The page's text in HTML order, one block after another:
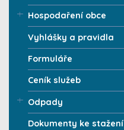
Hospodaření obce
Vyhlášky a pravidla
Formuláře
Ceník služeb
Odpady
Dokumenty ke stažení